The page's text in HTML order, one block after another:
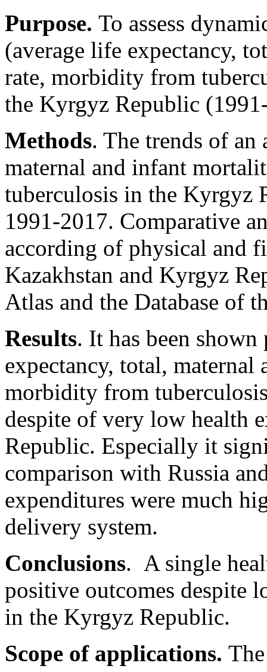
Purpose. To assess
(average life expectancy,
rate, morbidity from
the Kyrgyz Republic
Methods. The trends of an
maternal and infant
tuberculosis in the Kyrgyz
1991-2017. Comparative
according of physical and
Kazakhstan and Kyrgyz
Atlas and the Database of
Results. It has been
expectancy, total,
morbidity from
despite of very low health
Republic. Especially it
comparison with Russia
expenditures were much
delivery system.
Conclusions. A single
positive outcomes despite
in the Kyrgyz Republic.
Scope of applications.